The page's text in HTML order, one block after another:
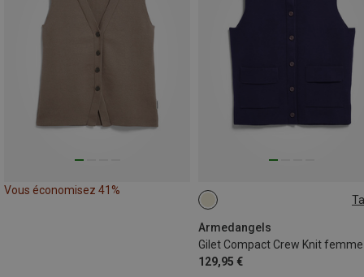
Vous économisez 41%
Armedangels
Gilet Compact Crew Knit femme
129,95 €
XS